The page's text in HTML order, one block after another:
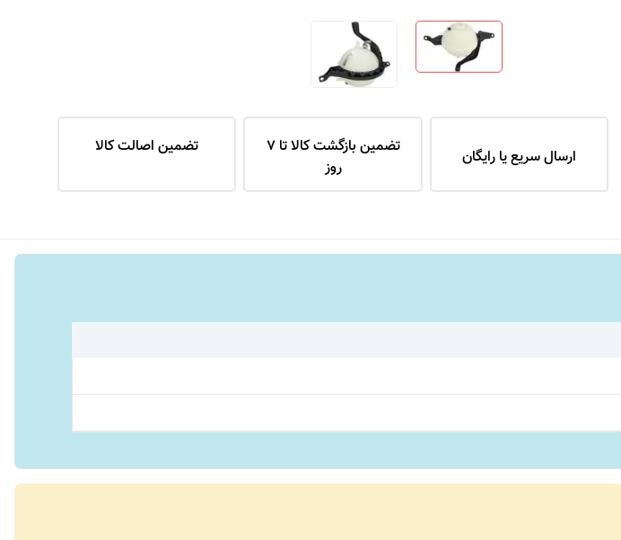
ارسال سریع یا رایگان
تضمین بازگشت کالا تا 7
روز
تضمین اصالت کالا